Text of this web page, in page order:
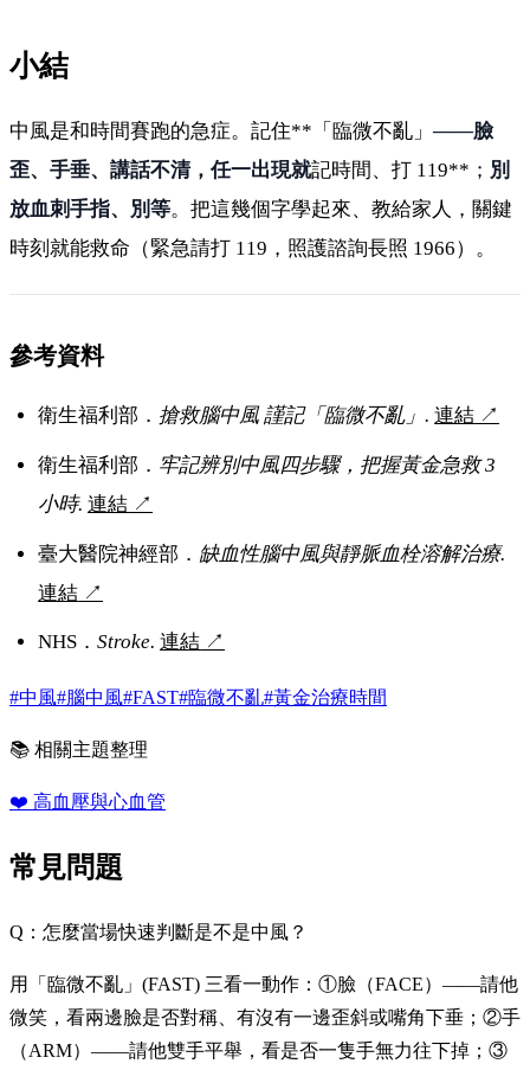
小結
中風是和時間賽跑的急症。記住**「臨微不亂」——臉
歪、手垂、講話不清，任一出現就記時間、打 119**； 別
放血刺手指、別等。把這幾個字學起來、教給家人，關鍵
時刻就能救命（緊急請打 119，照護諮詢長照 1966）。
參考資料
衛生福利部． 搶救腦中風 謹記「臨微不亂」. 連結 ↗
衛生福利部． 牢記辨別中風四步驟，把握黃金急救 3
小時. 連結 ↗
臺大醫院神經部． 缺血性腦中風與靜脈血栓溶解治療.
連結 ↗
NHS．Stroke. 連結 ↗
#中風#腦中風#FAST#臨微不亂#黃金治療時間
📚 相關主題整理
❤️ 高血壓與心血管
常見問題
Q：怎麼當場快速判斷是不是中風？
用「臨微不亂」(FAST) 三看一動作：①臉（FACE）——請他
微笑，看兩邊臉是否對稱、有沒有一邊歪斜或嘴角下垂；②手
（ARM）——請他雙手平舉，看是否一隻手無力往下掉；③